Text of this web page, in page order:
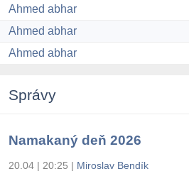
Ahmed abhar
Ahmed abhar
Ahmed abhar
Správy
Namakaný deň 2026
20.04 | 20:25 | Miroslav Bendík